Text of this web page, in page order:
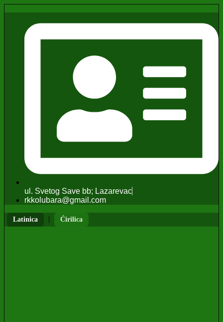
ul. Svetog Save bb; Lazarevac
rkkolubara@gmail.com
Latinica | Ćirilica